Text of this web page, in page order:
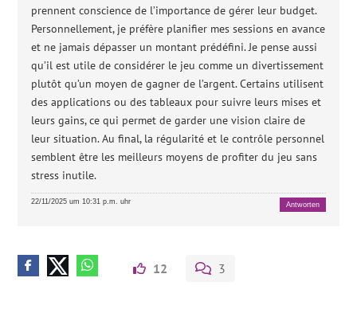
prennent conscience de l’importance de gérer leur budget.
Personnellement, je préfère planifier mes sessions en avance
et ne jamais dépasser un montant prédéfini. Je pense aussi
qu’il est utile de considérer le jeu comme un divertissement
plutôt qu’un moyen de gagner de l’argent. Certains utilisent
des applications ou des tableaux pour suivre leurs mises et
leurs gains, ce qui permet de garder une vision claire de
leur situation. Au final, la régularité et le contrôle personnel
semblent être les meilleurs moyens de profiter du jeu sans
stress inutile.
22/11/2025 um 10:31 p.m. uhr Antworten
12 3